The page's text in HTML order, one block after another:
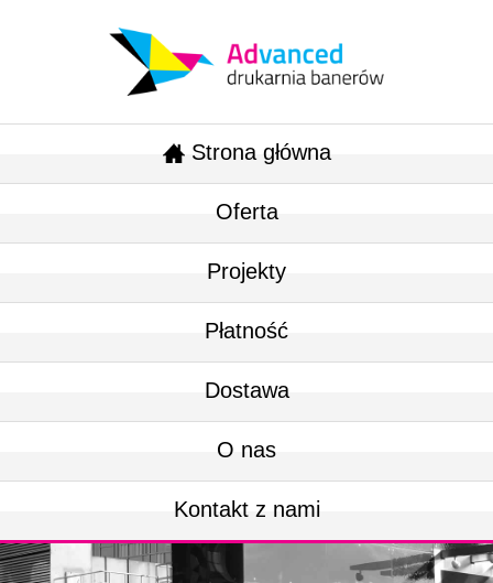
Strona główna
Oferta
Projekty
Płatność
Dostawa
O nas
Kontakt z nami